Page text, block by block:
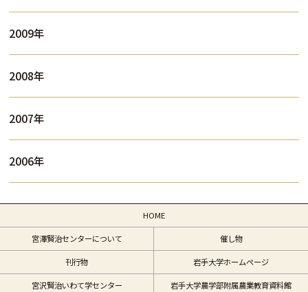
2009年
2008年
2007年
2006年
HOME
宮澤賢治センターについて 催し物
刊行物 岩手大学ホームページ
宮沢賢治いわて学センター 岩手大学農学部附属農業教育資料館